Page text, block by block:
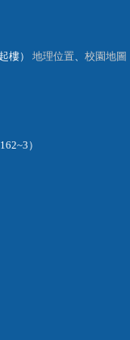
樓） 地理位置
校園地圖
）